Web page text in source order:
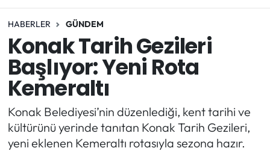
HABERLER GÜNDEM
Konak Tarih Gezileri
Başlıyor: Yeni Rota
Kemeraltı
Konak Belediyesi’nin düzenlediği, kent tarihi ve
kültürünü yerinde tanıtan Konak Tarih Gezileri,
yeni eklenen Kemeraltı rotasıyla sezona hazır.